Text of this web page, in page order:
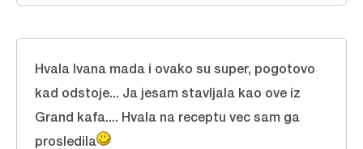
Hvala Ivana mada i ovako su super, pogotovo
kad odstoje... Ja jesam stavljala kao ove iz
Grand kafa.... Hvala na receptu vec sam ga
prosledila